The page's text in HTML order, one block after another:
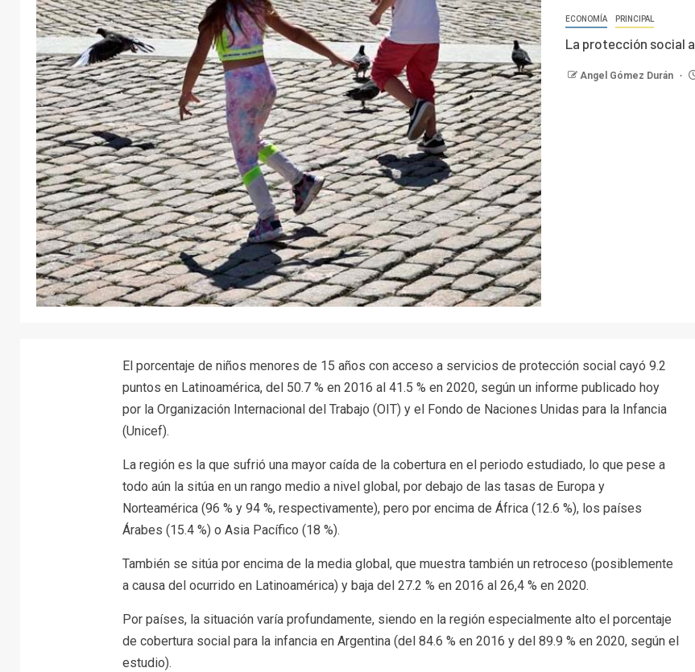
ECONOMÍA PRINCIPAL
La protección social
Angel Gómez Durán
El porcentaje de niños menores de 15 años con acceso a servicios de protección social cayó 9.2
puntos en Latinoamérica, del 50.7 % en 2016 al 41.5 % en 2020, según un informe publicado hoy
por la Organización Internacional del Trabajo (OIT) y el Fondo de Naciones Unidas para la Infancia
(Unicef).
La región es la que sufrió una mayor caída de la cobertura en el periodo estudiado, lo que pese a
todo aún la sitúa en un rango medio a nivel global, por debajo de las tasas de Europa y
Norteamérica (96 % y 94 %, respectivamente), pero por encima de África (12.6 %), los países
Árabes (15.4 %) o Asia Pacífico (18 %).
También se sitúa por encima de la media global, que muestra también un retroceso (posiblemente
a causa del ocurrido en Latinoamérica) y baja del 27.2 % en 2016 al 26,4 % en 2020.
Por países, la situación varía profundamente, siendo en la región especialmente alto el porcentaje
de cobertura social para la infancia en Argentina (del 84.6 % en 2016 y del 89.9 % en 2020, según el
estudio).